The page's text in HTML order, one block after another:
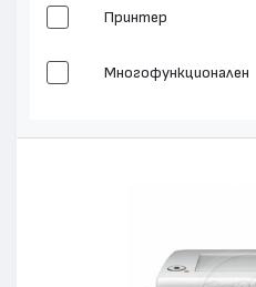
Принтер
Многофункционален